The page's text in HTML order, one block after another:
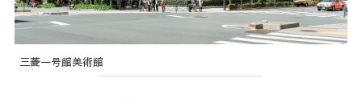
三菱一号館美術館